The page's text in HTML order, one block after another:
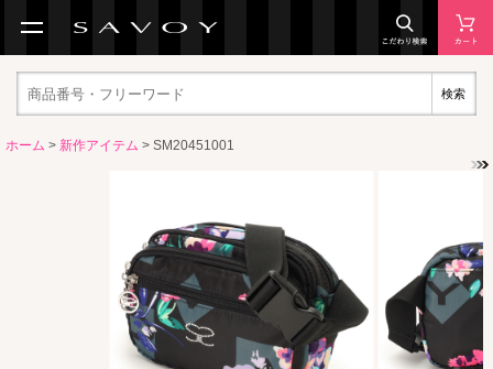
検索
ホーム > 新作アイテム > SM20451001